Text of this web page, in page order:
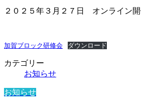
２０２５年３月２７日 オンライン
加賀ブロック研修会 ダウンロード
カテゴリー
お知らせ
お知らせ